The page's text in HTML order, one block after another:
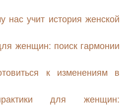
нас учит история женской
женщин: поиск гармонии
к изменениям в
для женщин: